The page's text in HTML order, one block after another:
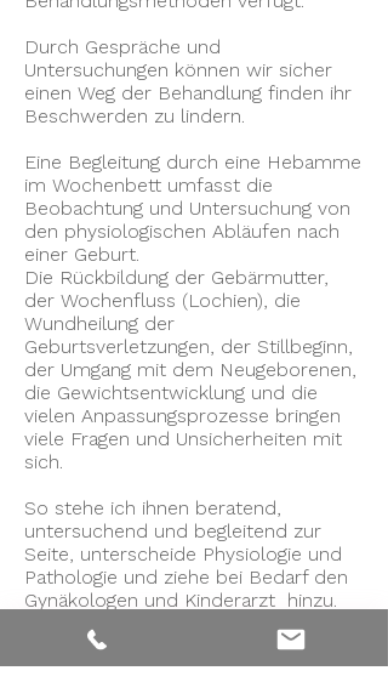
Durch Gespräche und
Untersuchungen können wir sicher
einen Weg der Behandlung finden ihr
Beschwerden zu lindern.
Eine Begleitung durch eine Hebamme
im Wochenbett umfasst die
Beobachtung und Untersuchung von
den physiologischen Abläufen nach
einer Geburt.
Die Rückbildung der Gebärmutter,
der Wochenfluss (Lochien), die
Wundheilung der
Geburtsverletzungen, der Stillbeginn,
der Umgang mit dem Neugeborenen,
die Gewichtsentwicklung und die
vielen Anpassungsprozesse bringen
viele Fragen und Unsicherheiten mit
sich.
So stehe ich ihnen beratend,
untersuchend und begleitend zur
Seite, unterscheide Physiologie und
Pathologie und ziehe bei Bedarf den
Gynäkologen und Kinderarzt hinzu.
Die seelische Begleitung in dieser
besonderen Zeit ist ebenfalls sehr
wichtig.